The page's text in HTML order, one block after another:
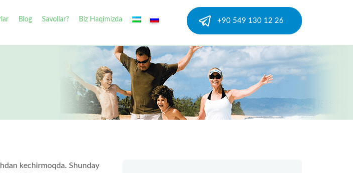
+90 549 130 12 26
Blog Savollar? Biz Haqimizda
kechirmoqda. Shunday